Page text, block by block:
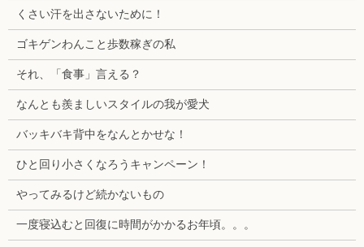
くさい汗を出さないために！
ゴキゲンわんこと歩数稼ぎの私
それ、「食事」言える？
なんとも羨ましいスタイルの我が愛犬
バッキバキ背中をなんとかせな！
ひと回り小さくなろうキャンペーン！
やってみるけど続かないもの
一度寝込むと回復に時間がかかるお年頃。。。